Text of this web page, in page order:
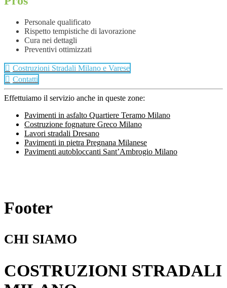
Personale qualificato
Rispetto tempistiche di lavorazione
Cura nei dettagli
Preventivi ottimizzati
Costruzioni Stradali Milano e Varese
Contatti
Effettuiamo il servizio anche in queste zone:
Pavimenti in asfalto Quartiere Teramo Milano
Costruzione fognature Greco Milano
Lavori stradali Dresano
Pavimenti in pietra Pregnana Milanese
Pavimenti autobloccanti Sant’Ambrogio Milano
Footer
CHI SIAMO
COSTRUZIONI STRADALI